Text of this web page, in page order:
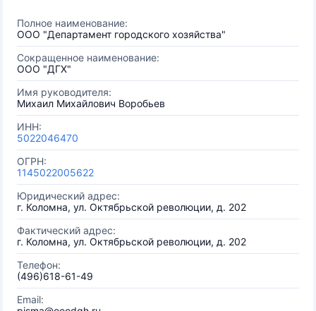
Полное наименование:
ООО "Департамент городского хозяйства"
Сокращенное наименование:
ООО "ДГХ"
Имя руководителя:
Михаил Михайлович Воробьев
ИНН:
5022046470
ОГРН:
1145022005622
Юридический адрес:
г. Коломна, ул. Октябрьской революции, д. 202
Фактический адрес:
г. Коломна, ул. Октябрьской революции, д. 202
Телефон:
(496)618-61-49
Email: